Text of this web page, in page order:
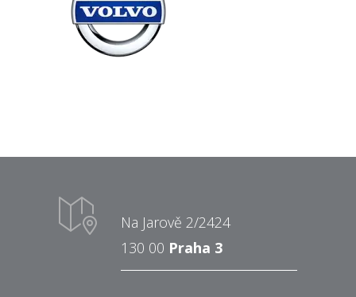
Na Jarově 2/2424
130 00 Praha 3